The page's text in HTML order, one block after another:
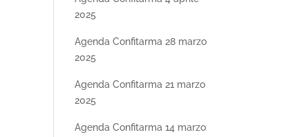
2025
Agenda Confitarma 28 marzo
2025
Agenda Confitarma 21 marzo
2025
Agenda Confitarma 14 marzo